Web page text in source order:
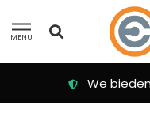
MENU
Klanten